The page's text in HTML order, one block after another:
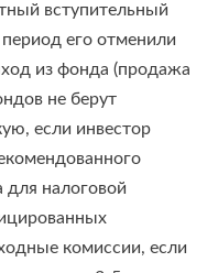
вступительный
его отменили
из фонда (продажа
не берут
если инвестор
для налоговой
комиссии, если